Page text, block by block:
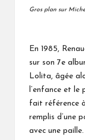
Gros plan sur
En 1985,
sur son 7e
Lolita, âgée
l’enfance et le
fait référence
remplis d’une
avec une paille.